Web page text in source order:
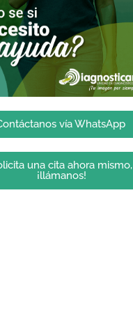
vía WhatsApp
una cita ahora mismo,
¡llámanos!